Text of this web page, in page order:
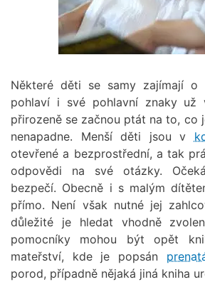
Některé děti se samy zajímají o
pohlaví i své pohlavní znaky už
přirozeně se začnou ptát na to, co
nenapadne. Menší děti jsou v
otevřené a bezprostřední, a tak
odpovědi na své otázky.
bezpečí. Obecně i s malým
přímo. Není však nutné jej
důležité je hledat vhodně
pomocníky mohou být opět
mateřství, kde je popsán
porod, případně nějaká jiná kniha